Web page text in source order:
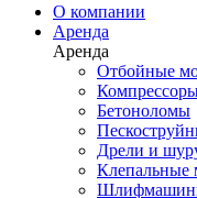
О компании
Аренда
Аренда
Отбойные
Бетоноломы
Дрели и
Клепальные